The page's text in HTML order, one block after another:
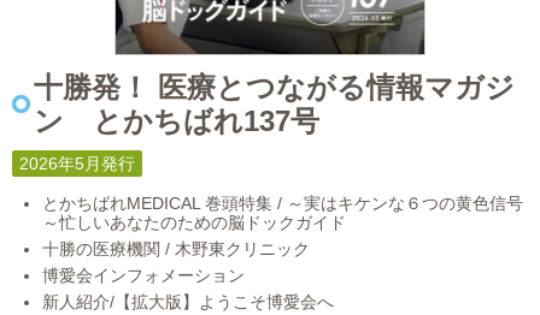
十勝発！ 医療とつながる情報マガジ
ン とかちばれ137号
2026年5月発行
とかちばれMEDICAL 巻頭特集 / ～実はキケンな６つの黄色信号
～忙しいあなたのための脳ドックガイド
十勝の医療機関 / 木野東クリニック
博愛会インフォメーション
新人紹介/【拡大版】ようこそ博愛会へ